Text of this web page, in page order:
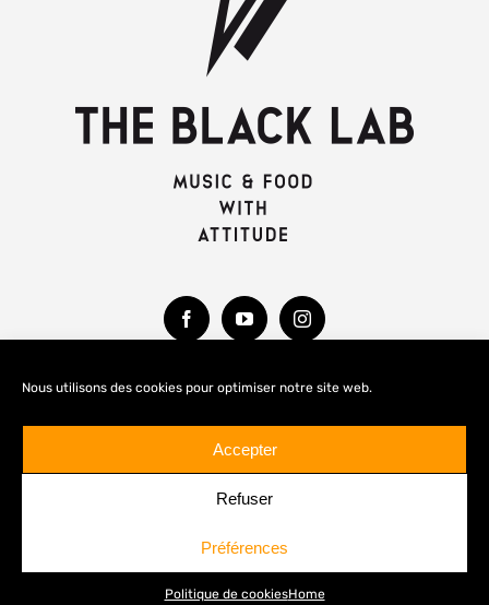
Nous utilisons des cookies pour optimiser notre site web.
Accepter
Refuser
Préférences
Politique de cookiesHome
MENTIONS LÉGALES
© Copyright 2020 - 2026 THE BLACK LAB